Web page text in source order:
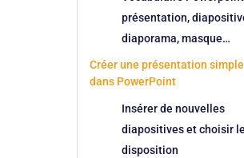
présentation,
diaporama, masque…
Créer une présentation simple
dans PowerPoint
Insérer de nouvelles
diapositives et choisir
disposition